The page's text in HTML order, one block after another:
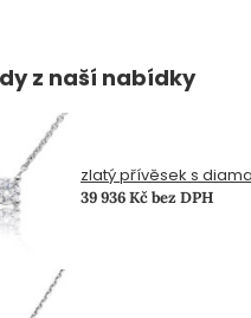
z naší nabídky
zlatý přívěsek s
39 936 Kč bez DPH